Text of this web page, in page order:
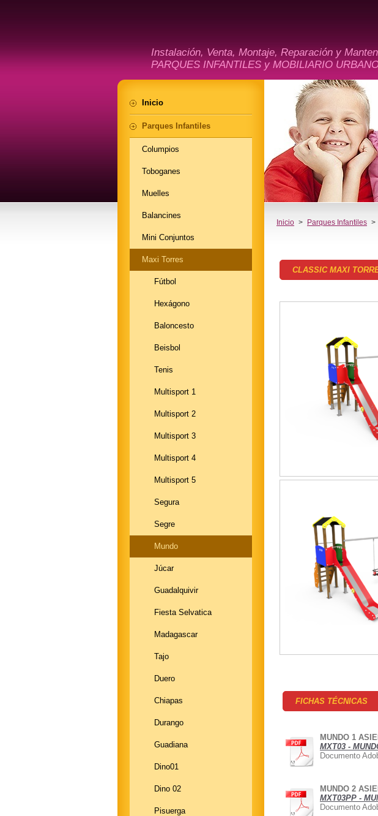
Instalación, Venta, Montaje, Reparación y
PARQUES INFANTILES y MOBILIARIO
Inicio > Parques Infantiles >
CLASSIC MAXI
FICHAS TÉCNICAS
MUNDO 1
MXT03 -
Documento
MUNDO 2
MXT03PP -
Documento
Inicio
Parques Infantiles
Columpios
Toboganes
Muelles
Balancines
Mini Conjuntos
Maxi Torres
Fútbol
Hexágono
Baloncesto
Beisbol
Tenis
Multisport 1
Multisport 2
Multisport 3
Multisport 4
Multisport 5
Segura
Segre
Mundo
Júcar
Guadalquivir
Fiesta Selvatica
Madagascar
Tajo
Duero
Chiapas
Durango
Guadiana
Dino01
Dino 02
Pisuerga